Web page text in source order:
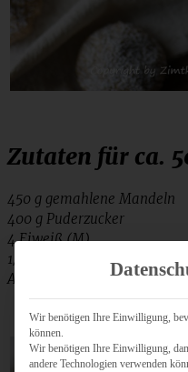
Zutaten für ca.
450 g gemahlene Mandeln
400 g Puderzucker
4 Eiweiß (M)
1/2 Fläschchen
Abrieb einer halben Bio-
Wir benötigen Ihre Einwilligung,
können.
Wir benötigen Ihre Einwilligung,
andere Technologien verwenden